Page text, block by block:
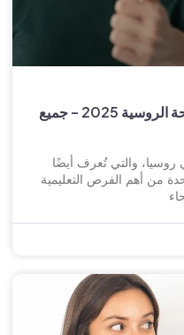
التقديم على منحة الأبواب المفتوحة الروسية 2025 – جميع
الأبواب المفتوحة 2025 في روسيا، والتي تُعرف أيضًا
من أهم الفرص التعليمية